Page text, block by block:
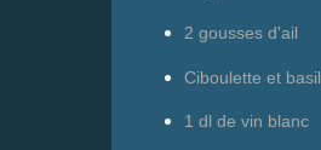
2 gousses d'ail
Ciboulette et
1 dl de vin blanc